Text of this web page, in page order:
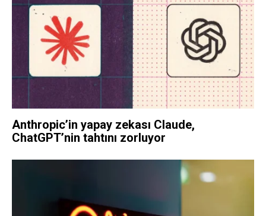
Anthropic’in yapay zekası Claude,
ChatGPT’nin tahtını zorluyor